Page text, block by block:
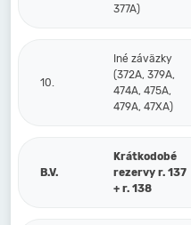
377A)
10.
Iné záväzky
(372A, 379A,
474A, 475A,
479A, 47XA)
B.V.
Krátkodobé
rezervy r. 137
+ r. 138